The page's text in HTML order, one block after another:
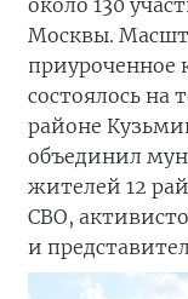
Москвы.
приуроченное
состоялось
районе
объединил
жителей 12
СВО,
и